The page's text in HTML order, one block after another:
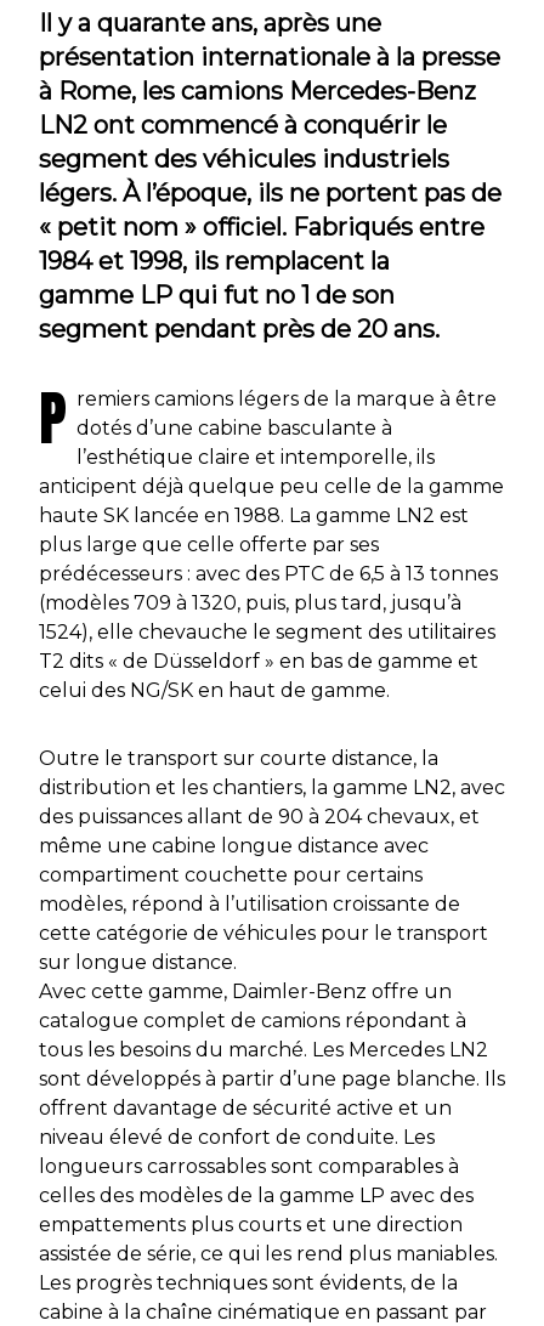
Il y a quarante ans, après une
présentation internationale à la presse
à Rome, les camions Mercedes-Benz
LN2 ont commencé à conquérir le
segment des véhicules industriels
légers. À l’époque, ils ne portent pas de
« petit nom » officiel. Fabriqués entre
1984 et 1998, ils remplacent la
gamme LP qui fut no 1 de son
segment pendant près de 20 ans.
P remiers camions légers de la marque à être
dotés d’une cabine basculante à
l’esthétique claire et intemporelle, ils
anticipent déjà quelque peu celle de la gamme
haute SK lancée en 1988. La gamme LN2 est
plus large que celle offerte par ses
prédécesseurs : avec des PTC de 6,5 à 13 tonnes
(modèles 709 à 1320, puis, plus tard, jusqu’à
1524), elle chevauche le segment des utilitaires
T2 dits « de Düsseldorf » en bas de gamme et
celui des NG/SK en haut de gamme.
Outre le transport sur courte distance, la
distribution et les chantiers, la gamme LN2, avec
des puissances allant de 90 à 204 chevaux, et
même une cabine longue distance avec
compartiment couchette pour certains
modèles, répond à l’utilisation croissante de
cette catégorie de véhicules pour le transport
sur longue distance.
Avec cette gamme, Daimler-Benz offre un
catalogue complet de camions répondant à
tous les besoins du marché. Les Mercedes LN2
sont développés à partir d’une page blanche. Ils
offrent davantage de sécurité active et un
niveau élevé de confort de conduite. Les
longueurs carrossables sont comparables à
celles des modèles de la gamme LP avec des
empattements plus courts et une direction
assistée de série, ce qui les rend plus maniables.
Les progrès techniques sont évidents, de la
cabine à la chaîne cinématique en passant par